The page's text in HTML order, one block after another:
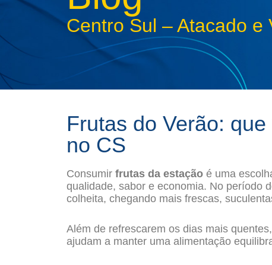
Centro Sul – Atacado e
Frutas do Verão:
no CS
Consumir frutas da estação é uma
qualidade, sabor e economia. No período
colheita, chegando mais frescas,
Além de refrescarem os dias mais
ajudam a manter uma alimentação